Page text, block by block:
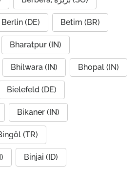
Berlin (DE) Betim (BR)
Bharatpur (IN)
Bhilwara (IN) Bhopal (IN)
Bielefeld (DE)
Bikaner (IN)
(TR)
Binjai (ID)